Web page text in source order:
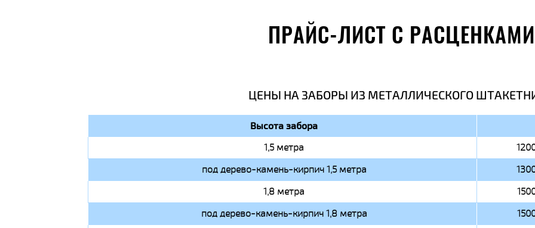
ПРАЙС-ЛИСТ С РАСЦЕНКАМИ
ЦЕНЫ НА ЗАБОРЫ ИЗ МЕТАЛЛИЧЕСКОГО
Высота забора
1,5 метра
под дерево-камень-кирпич 1,5 метра
1,8 метра
под дерево-камень-кирпич 1,8 метра